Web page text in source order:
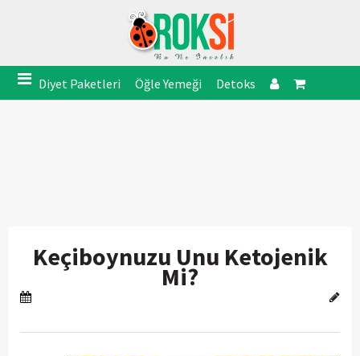
Diyet Paketleri Öğle Yemeği Detoks
Keçiboynuzu Unu Ketojenik
Mi?